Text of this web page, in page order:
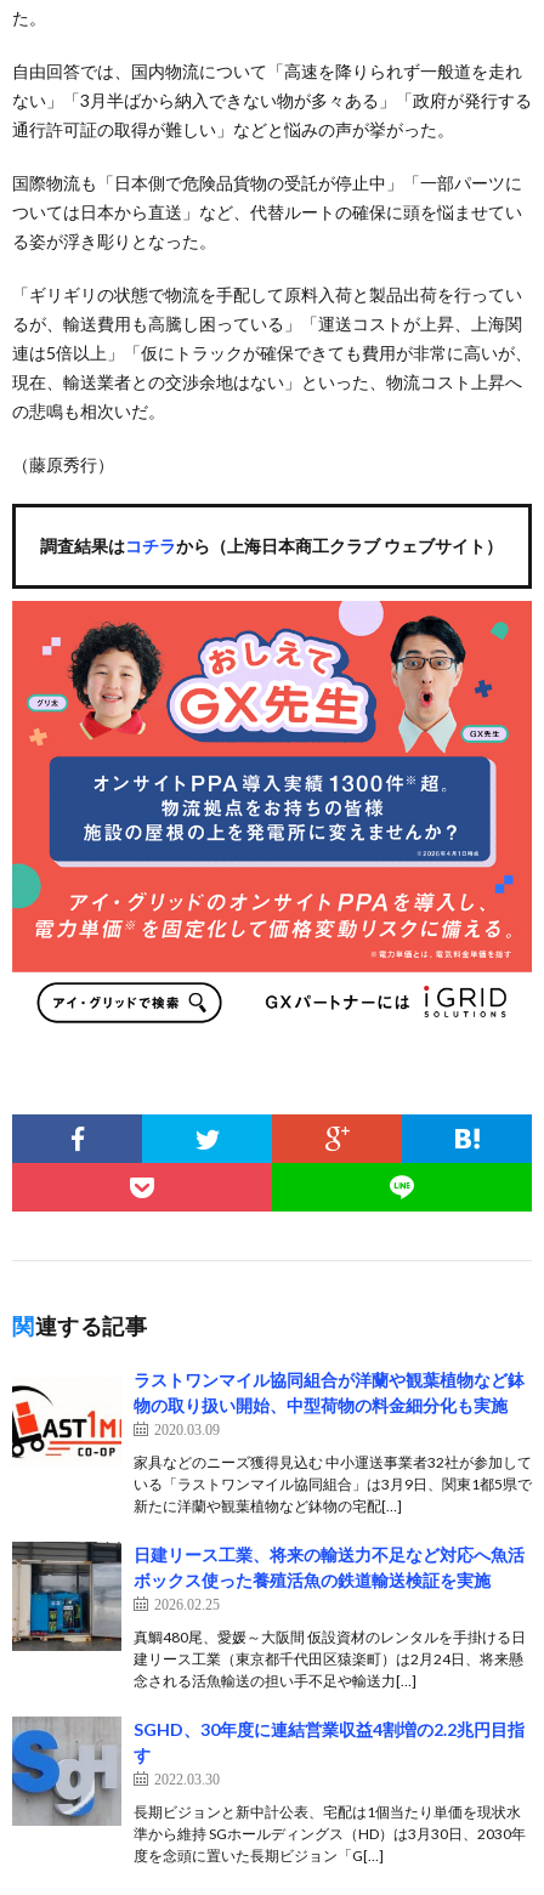
た。
自由回答では、国内物流について「高速を降りられず一般道を走れ
ない」「3月半ばから納入できない物が多々ある」「政府が発行する
通行許可証の取得が難しい」などと悩みの声が挙がった。
国際物流も「日本側で危険品貨物の受託が停止中」「一部パーツに
ついては日本から直送」など、代替ルートの確保に頭を悩ませてい
る姿が浮き彫りとなった。
「ギリギリの状態で物流を手配して原料入荷と製品出荷を行ってい
るが、輸送費用も高騰し困っている」「運送コストが上昇、上海関
連は5倍以上」「仮にトラックが確保できても費用が非常に高いが、
現在、輸送業者との交渉余地はない」といった、物流コスト上昇へ
の悲鳴も相次いだ。
（藤原秀行）
調査結果はコチラから（上海日本商工クラブ ウェブサイト）
関連する記事
ラストワンマイル協同組合が洋蘭や観葉植物など鉢
物の取り扱い開始、中型荷物の料金細分化も実施
2020.03.09
家具などのニーズ獲得見込む 中小運送事業者32社が参加して
いる「ラストワンマイル協同組合」は3月9日、関東1都5県で
新たに洋蘭や観葉植物など鉢物の宅配[…]
日建リース工業、将来の輸送力不足など対応へ魚活
ボックス使った養殖活魚の鉄道輸送検証を実施
2026.02.25
真鯛480尾、愛媛～大阪間 仮設資材のレンタルを手掛ける日
建リース工業（東京都千代田区猿楽町）は2月24日、将来懸
念される活魚輸送の担い手不足や輸送力[…]
SGHD、30年度に連結営業収益4割増の2.2兆円目指
す
2022.03.30
長期ビジョンと新中計公表、宅配は1個当たり単価を現状水
準から維持 SGホールディングス（HD）は3月30日、2030年
度を念頭に置いた長期ビジョン「G[…]